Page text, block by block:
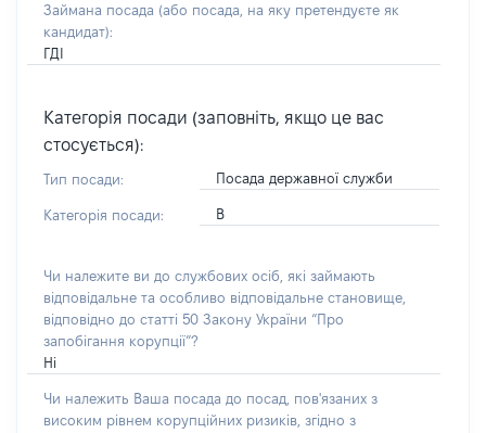
Займана посада (або посада, на яку претендуєте як
кандидат):
ГДІ
Категорія посади (заповніть, якщо це вас
стосується):
Тип посади: Посада державної служби
Категорія посади: В
Чи належите ви до службових осіб, які займають
відповідальне та особливо відповідальне становище,
відповідно до статті 50 Закону України “Про
запобігання корупції”?
Ні
Чи належить Ваша посада до посад, пов'язаних з
високим рівнем корупційних ризиків, згідно з